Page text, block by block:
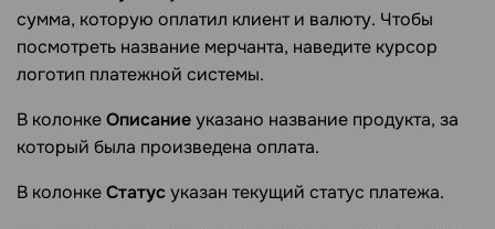
сумма, которую оплатил клиент и валюту. Чтобы
посмотреть название мерчанта, наведите курсор
логотип платежной системы.
В колонкеОписаниеуказано название продукта, за
который была произведена оплата.
В колонкеСтатусуказан текущий статус платежа.